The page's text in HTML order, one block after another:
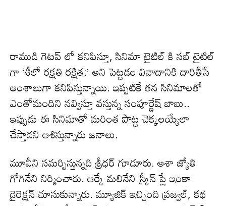
రాముడి గెటప్ లో కనిపిస్తూ, సినిమా టైటిల్ కి సబ్ టైటిల్
గా ‘శీలో రక్షతి రక్షిత:’ అని పెట్టడం వివాదానికి దారితీసే
అంశాలుగా కనిపిస్తున్నాయి. ఇప్పటికే తన సినిమాలతో
ఎంతోమందిని నవ్విస్తూ వస్తున్న సంపూర్ణేష్ బాబు..
ఇప్పుడు ఈ సినిమాతో మరింత పొట్ట చెక్కలయ్యేలా
చేస్తాడని ఆశిస్తున్నారు జనాలు.
మూవీని సమర్పిస్తున్నది శ్రీధర్ గూడూరు. ఆశా జ్యోతి
గోగినేని నిర్మించారు. ఆర్కే మలినేని స్క్రీన్ ప్లే ఇంకా
డైరెక్షన్ చూసుకున్నారు. మ్యూజిక్ ఇచ్చింది ప్రజ్వల్, కథ